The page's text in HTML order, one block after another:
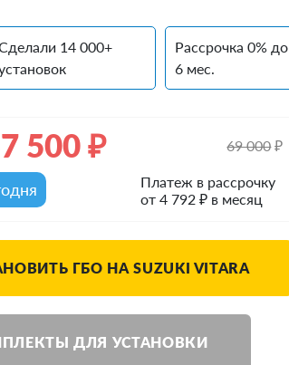
14 000+
Рассрочка 0% до
6 мес.
500₽ 69 000₽
Платеж в рассрочку
от 4 792 ₽ в месяц
ГБО НА SUZUKI VITARA
ДЛЯ УСТАНОВКИ